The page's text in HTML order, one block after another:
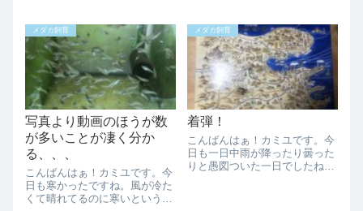
も写真は撮りましたよ！春から
外に出す予定の紅帝と白虹の種
親になります。もう少ししたら
屋外に出して採...
うと思ってましたが、急遽実施
するアナウンスがありオンライ
ン飲み会に参加したこともなか
ったので参加する...
メダカ飼育
写真より動画のほうが数
が多いことが凄く分か
る、、、
こんばんはぁ！カミユです。今
日も寒かったですね。風が冷た
くて晴れてるのに寒いという不
メダカ飼育
着弾！
こんばんはぁ！カミユです。今
日も一日中雨が降ったり曇った
りと愚図ついた一日でしたね。